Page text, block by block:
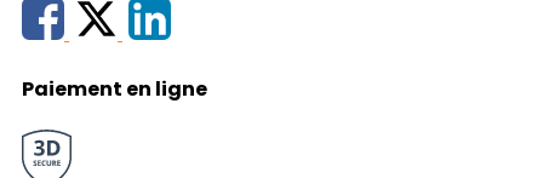
Paiement en ligne